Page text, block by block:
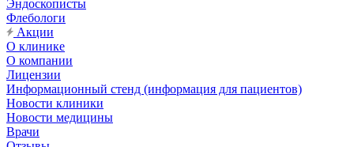
Эндоскописты
Флебологи
Акции
О клинике
О компании
Лицензии
Информационный стенд (информация для пациентов)
Новости клиники
Новости медицины
Врачи